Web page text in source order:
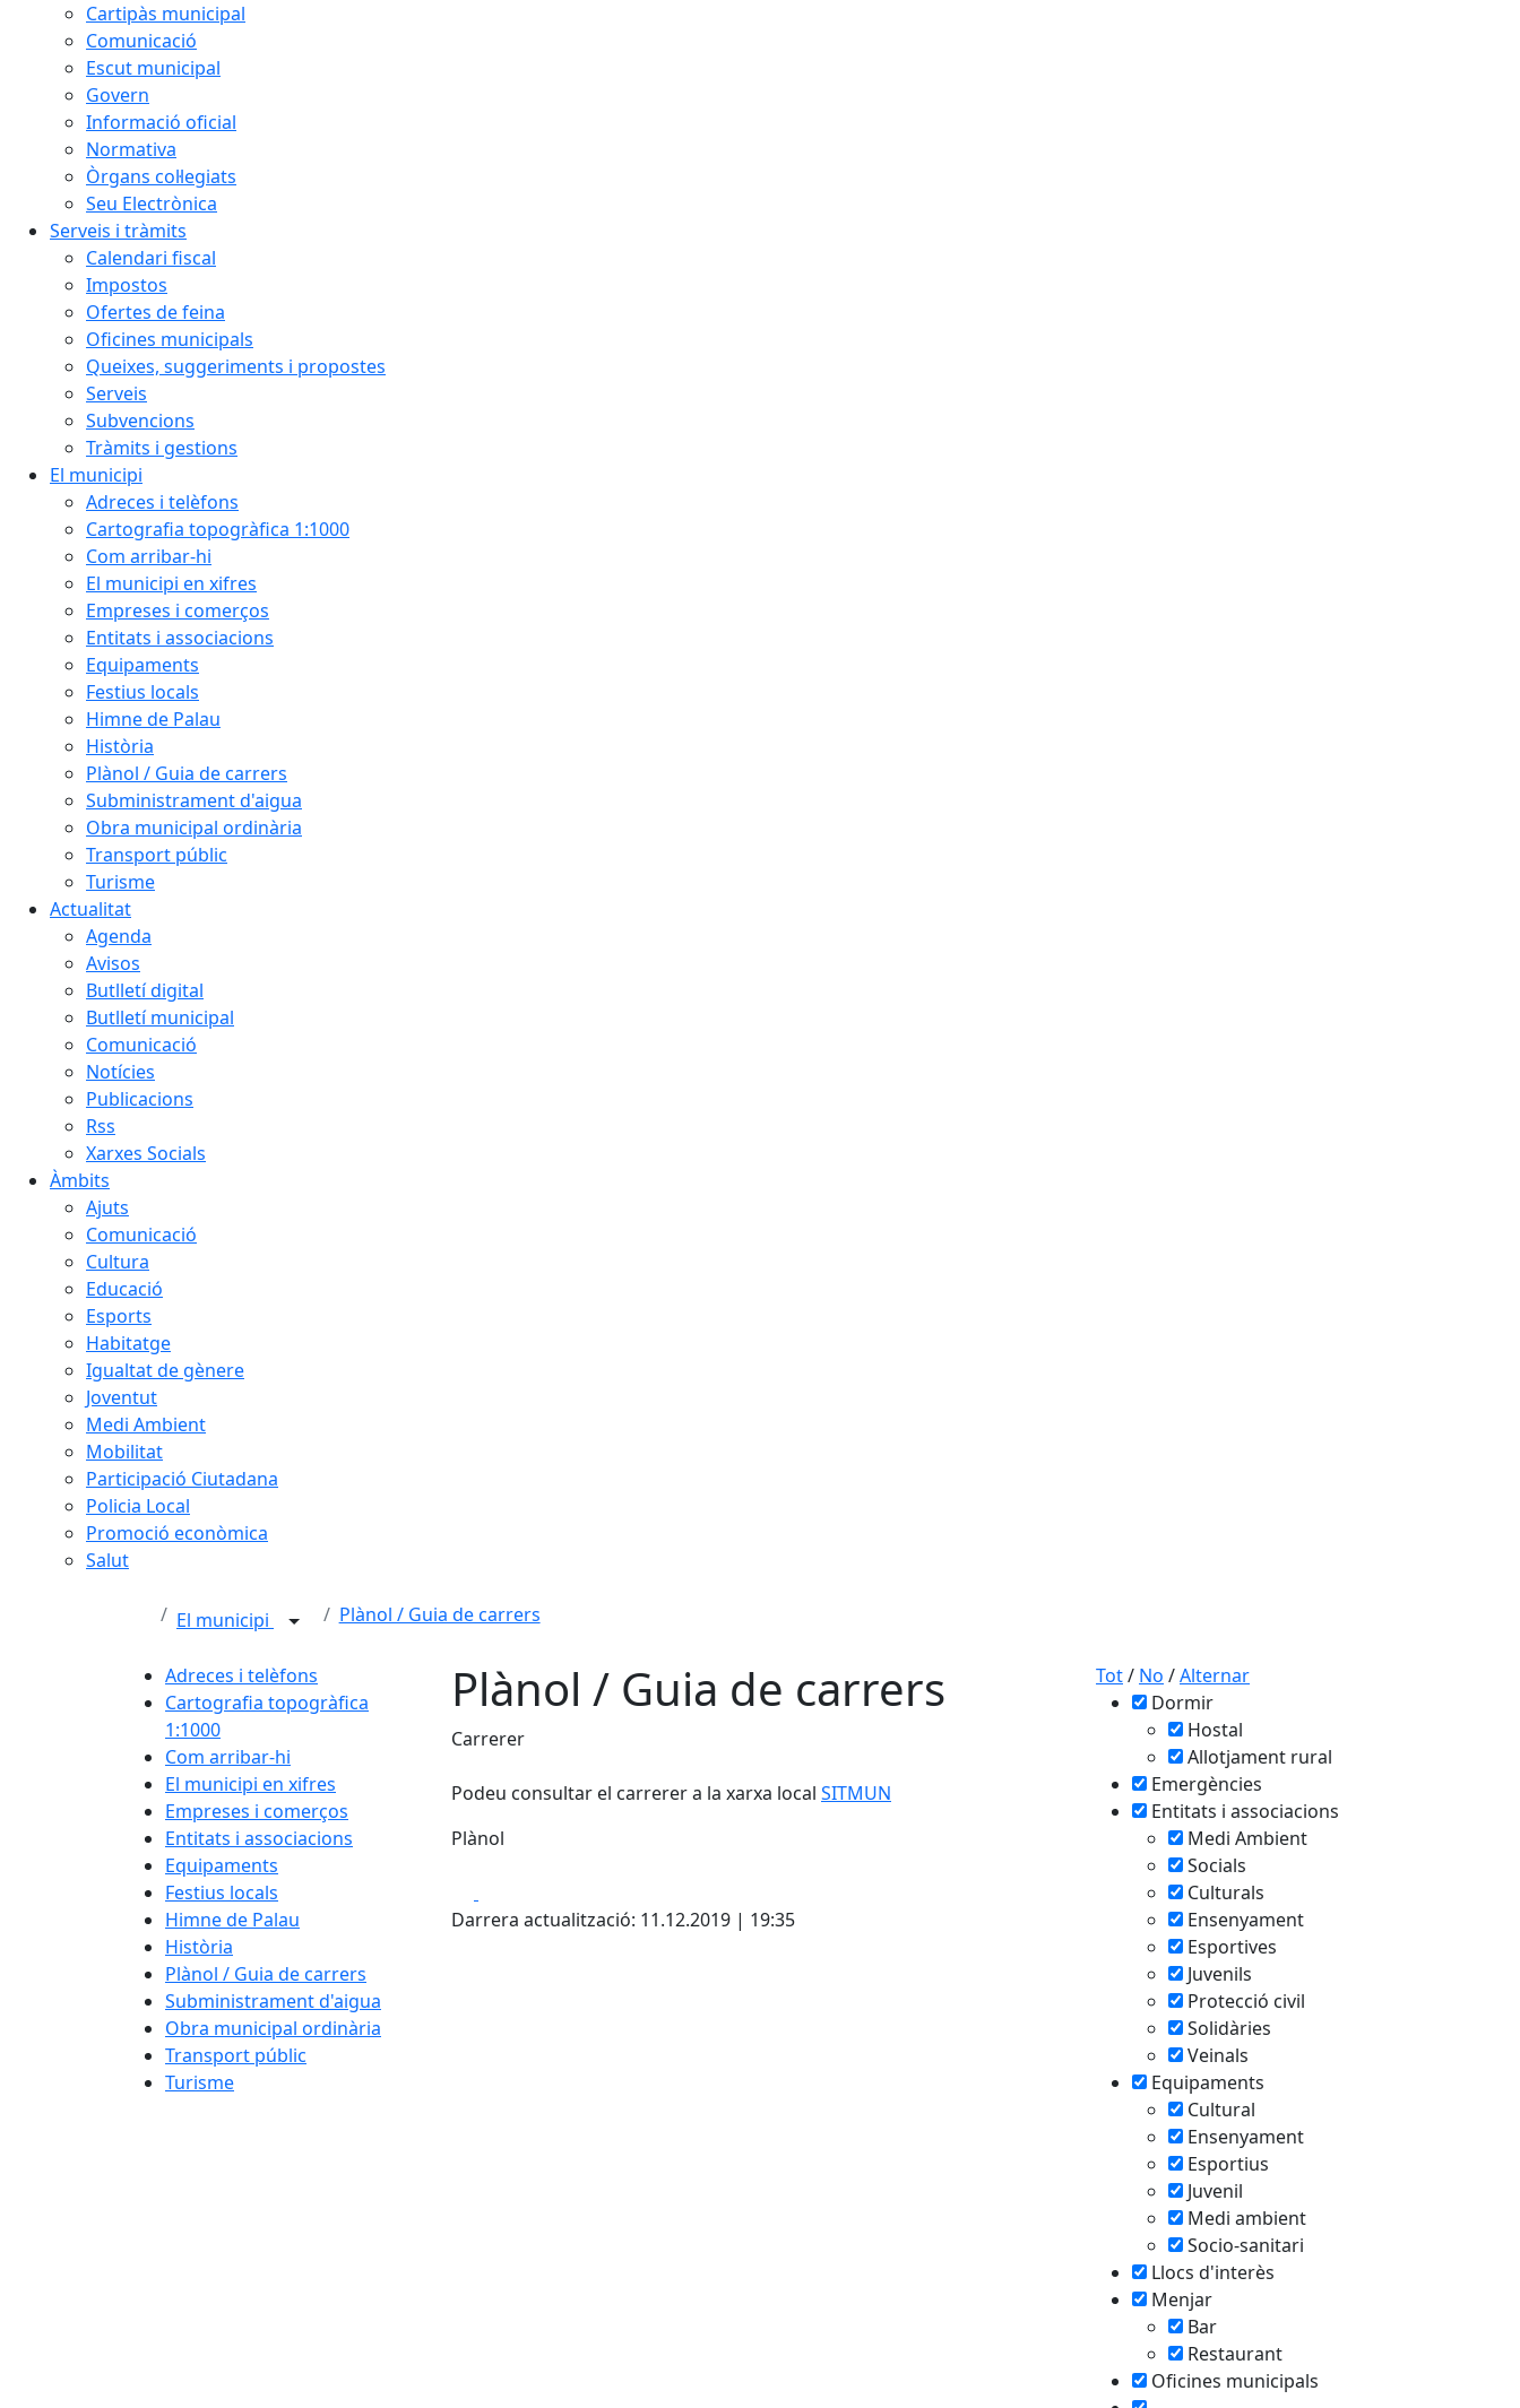
Cartipàs municipal
Comunicació
Escut municipal
Govern
Informació oficial
Normativa
Òrgans col·legiats
Seu Electrònica
Serveis i tràmits
Calendari fiscal
Impostos
Ofertes de feina
Oficines municipals
Queixes, suggeriments i propostes
Serveis
Subvencions
Tràmits i gestions
El municipi
Adreces i telèfons
Cartografia topogràfica 1:1000
Com arribar-hi
El municipi en xifres
Empreses i comerços
Entitats i associacions
Equipaments
Festius locals
Himne de Palau
Història
Plànol / Guia de carrers
Subministrament d'aigua
Obra municipal ordinària
Transport públic
Turisme
Actualitat
Agenda
Avisos
Butlletí digital
Butlletí municipal
Comunicació
Notícies
Publicacions
Rss
Xarxes Socials
Àmbits
Ajuts
Comunicació
Cultura
Educació
Esports
Habitatge
Igualtat de gènere
Joventut
Medi Ambient
Mobilitat
Participació Ciutadana
Policia Local
Promoció econòmica
Salut
El municipi Plànol / Guia de carrers
Adreces i telèfons
Cartografia topogràfica
1:1000
Com arribar-hi
El municipi en xifres
Empreses i comerços
Entitats i associacions
Equipaments
Festius locals
Himne de Palau
Història
Plànol / Guia de carrers
Subministrament d'aigua
Obra municipal ordinària
Transport públic
Turisme
Plànol / Guia de carrers
Carrerer
Podeu consultar el carrerer a la xarxa local SITMUN
Plànol
+
Darrera actualització: 11.12.2019 | 19:35
Tot/ No /Alternar
Dormir
Hostal
Allotjament rural
Emergències
Entitats i associacions
Medi Ambient
Socials
Culturals
Ensenyament
Esportives
Juvenils
Protecció civil
Solidàries
Veinals
Equipaments
Cultural
Ensenyament
Esportius
Juvenil
Medi ambient
Socio-sanitari
Llocs d'interès
Menjar
Bar
Restaurant
Oficines municipals